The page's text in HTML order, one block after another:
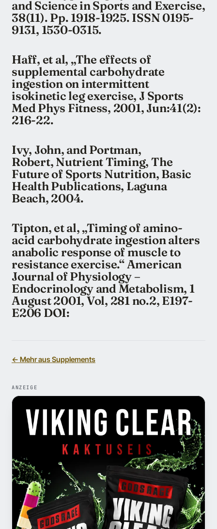
and Science in Sports and Exercise,
38(11). Pp. 1918-1925. ISSN 0195-
9131, 1530-0315.
Haff, et al, „The effects of
supplemental carbohydrate
ingestion on intermittent
isokinetic leg exercise, J Sports
Med Phys Fitness, 2001, Jun:41(2):
216-22.
Ivy, John, and Portman,
Robert, Nutrient Timing, The
Future of Sports Nutrition, Basic
Health Publications, Laguna
Beach, 2004.
Tipton, et al, „Timing of amino-
acid carbohydrate ingestion alters
anabolic response of muscle to
resistance exercise.“ American
Journal of Physiology –
Endocrinology and Metabolism, 1
August 2001, Vol, 281 no.2, E197-
E206 DOI:
← Mehr aus Supplements
ANZEIGE